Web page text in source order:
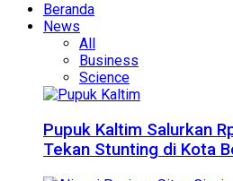
Beranda
News
All
Business
Science
Pupuk Kaltim Salurkan
Tekan Stunting di Kota